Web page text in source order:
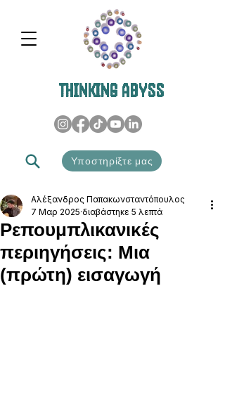
THINKING ABYSS
Υποστηρίξτε μας
Ρεπουμπλικανικές
περιηγήσεις: Μια
(πρώτη) εισαγωγή
Αλέξανδρος Παπακωνσταντόπουλος
7 Μαρ 2025 διαβάστηκε 5 λεπτά